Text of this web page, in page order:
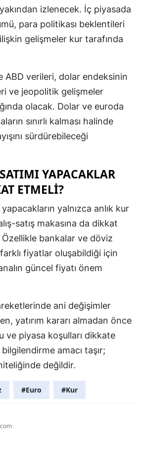
izlenecek. İç piyasada
para politikası beklentileri
gelişmeler kur tarafında
ABD verileri, dolar endeksinin
ve jeopolitik gelişmeler
olacak. Dolar ve euroda
sınırlı kalması halinde
sürdürebileceği
YAPACAKLAR
ETMELI?
yapacakların yalnızca anlık kur
satış makasına da dikkat
bankalar ve döviz
farklı fiyatlar oluşabildiği için
güncel fiyatı önem
ani değişimler
yatırım kararı almadan önce
ve piyasa koşulları dikkate
bilgilendirme amacı taşır;
değildir.
#Euro #Kur